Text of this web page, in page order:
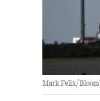
Mark Felix/